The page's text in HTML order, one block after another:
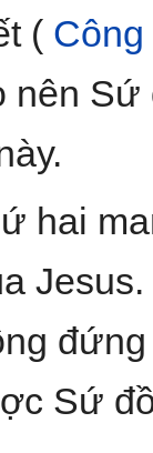
( Công
nên
hai
Sứ